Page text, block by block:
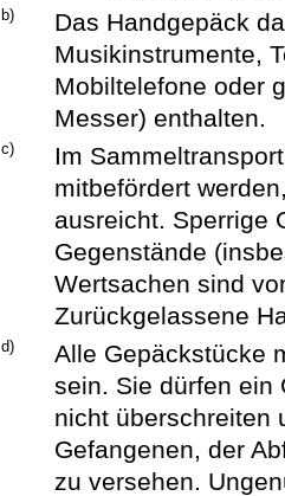
b)
Das Handgepäck
Musikinstrumente,
Mobiltelefone oder
Messer) enthalten.
c)
Im
mitbefördert
ausreicht. Sperrige
Gegenstände
Wertsachen sind
Zurückgelassene
d)
Alle Gepäckstücke
sein. Sie dürfen ein
nicht überschreiten
Gefangenen, der
zu versehen.